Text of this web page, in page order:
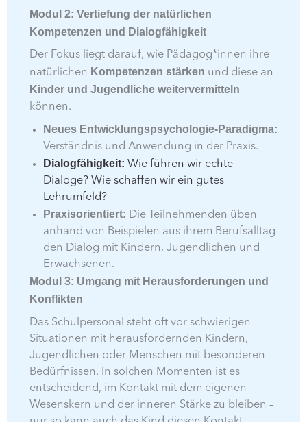
Modul 2: Vertiefung der natürlichen
Kompetenzen und Dialogfähigkeit
Der Fokus liegt darauf, wie Pädagog*innen ihre
natürlichen Kompetenzen stärken und diese an
Kinder und Jugendliche weitervermitteln
können.
Neues Entwicklungspsychologie-Paradigma:
Verständnis und Anwendung in der Praxis.
Dialogfähigkeit: Wie führen wir echte
Dialoge? Wie schaffen wir ein gutes
Lehrumfeld?
Praxisorientiert: Die Teilnehmenden üben
anhand von Beispielen aus ihrem Berufsalltag
den Dialog mit Kindern, Jugendlichen und
Erwachsenen.
Modul 3: Umgang mit Herausforderungen und
Konflikten
Das Schulpersonal steht oft vor schwierigen
Situationen mit herausfordernden Kindern,
Jugendlichen oder Menschen mit besonderen
Bedürfnissen. In solchen Momenten ist es
entscheidend, im Kontakt mit dem eigenen
Wesenskern und der inneren Stärke zu bleiben –